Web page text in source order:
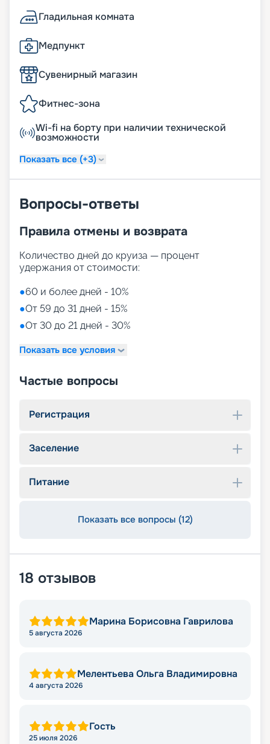
Гладильная комната
Медпункт
Сувенирный магазин
Фитнес-зона
Wi-fi на борту при наличии технической
возможности
Показать все (+3)
Вопросы-ответы
Правила отмены и возврата
Количество дней до круиза — процент
удержания от стоимости:
●60 и более дней - 10%
●От 59 до 31 дней - 15%
●От 30 до 21 дней - 30%
Показать все условия
Частые вопросы
Регистрация
Заселение
Питание
Показать все вопросы (12)
18 отзывов
Марина Борисовна Гаврилова
5 августа 2026
Мелентьева Ольга Владимировна
4 августа 2026
Гость
25 июля 2026